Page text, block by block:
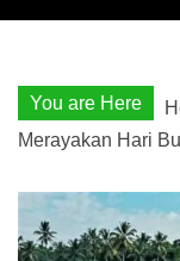
You are Here
Merayakan Hari